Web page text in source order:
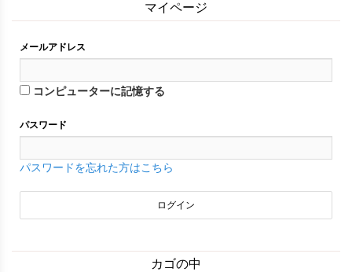
マイページ
メールアドレス
コンピューターに記憶する
パスワード
パスワードを忘れた方はこちら
カゴの中